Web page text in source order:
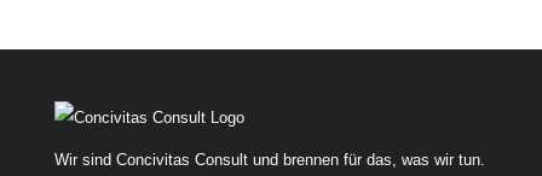
Wir sind Concivitas Consult und brennen für das, was wir tun.